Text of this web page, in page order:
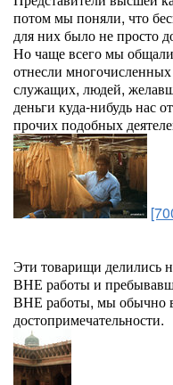
потом мы поняли, что
для них было не просто
Но чаще всего мы
отнесли
служащих, людей,
деньги куда-нибудь нас
прочих подобных
Эти товарищи делились
ВНЕ работы и
ВНЕ работы, мы обычно
достопримечательности.